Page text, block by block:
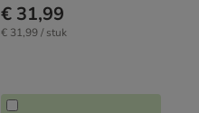
€ 31,99
€ 31,99 / stuk